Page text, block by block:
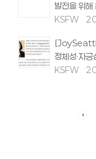
발전을 위해
KSFW
정체성·자긍
KSFW